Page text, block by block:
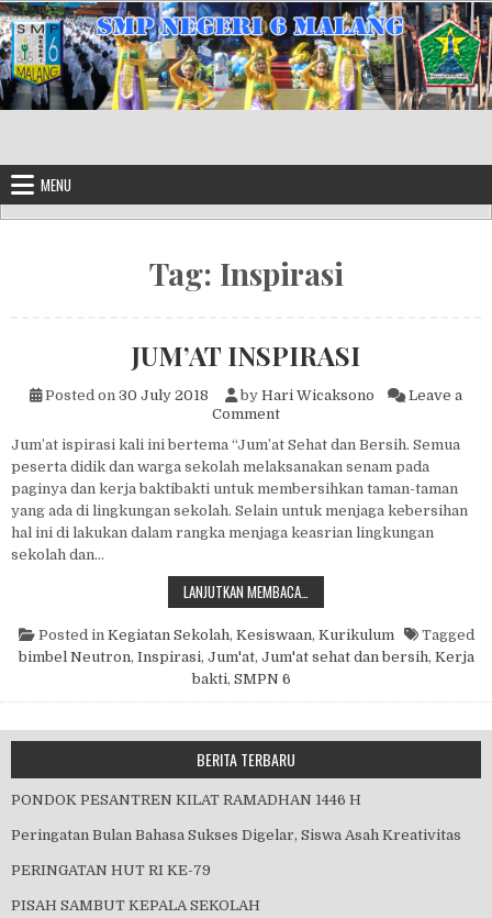
Skip to content
MENU
Tag: Inspirasi
JUM’AT INSPIRASI
Posted on 30 July 2018 by Hari Wicaksono
Leave a
Commenton JUM’AT INSPIRASI
Jum’at ispirasi kali ini bertema “Jum’at Sehat dan Bersih. Semua
peserta didik dan warga sekolah melaksanakan senam pada
paginya dan kerja baktibakti untuk membersihkan taman-taman
yang ada di lingkungan sekolah. Selain untuk menjaga kebersihan
hal ini di lakukan dalam rangka menjaga keasrian lingkungan
sekolah dan…
LANJUTKAN MEMBACA…
Posted in Kegiatan Sekolah, Kesiswaan, Kurikulum
Tagged
bimbel Neutron, Inspirasi, Jum'at, Jum'at sehat dan bersih, Kerja
bakti, SMPN 6
BERITA TERBARU
PONDOK PESANTREN KILAT RAMADHAN 1446 H
Peringatan Bulan Bahasa Sukses Digelar, Siswa Asah Kreativitas
PERINGATAN HUT RI KE-79
PISAH SAMBUT KEPALA SEKOLAH